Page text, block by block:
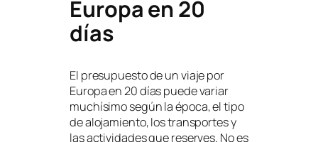
Europa en 20
días
El presupuesto de un viaje por
Europa en 20 días puede variar
muchísimo según la época, el tipo
de alojamiento, los transportes y
las actividades que reserves. No es